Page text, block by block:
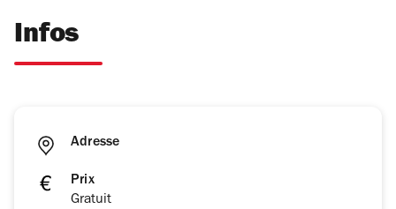
Infos
Adresse
Prix
Gratuit